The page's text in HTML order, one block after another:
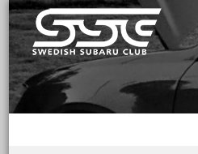
Skip
to
content
Swedish Subaru Club
För oss som älskar Subaru!